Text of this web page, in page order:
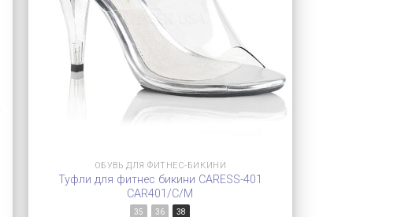
ОБУВЬ ДЛЯ ФИТНЕС-БИКИНИ
Туфли для фитнес бикини CARESS-401
CAR401/C/M
35 36 38